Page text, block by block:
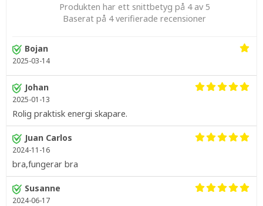
Produkten har ett snittbetyg på 4 av 5
Baserat på 4 verifierade recensioner
Bojan
2025-03-14
Johan
2025-01-13
Rolig praktisk energi skapare.
Juan Carlos
2024-11-16
bra,fungerar bra
Susanne
2024-06-17